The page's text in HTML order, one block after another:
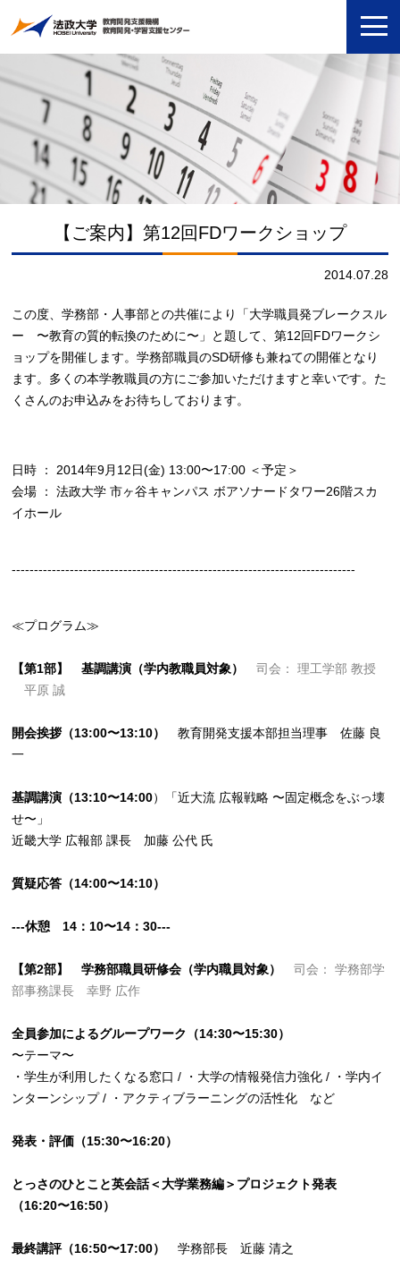
【ご案内】第12回FDワークショップ
2014.07.28
この度、学務部・人事部との共催により「大学職員発ブレークスル
ー 〜教育の質的転換のために〜」と題して、第12回FDワークシ
ョップを開催します。学務部職員のSD研修も兼ねての開催となり
ます。多くの本学教職員の方にご参加いただけますと幸いです。た
くさんのお申込みをお待ちしております。
日時 ： 2014年9月12日(金) 13:00〜17:00 ＜予定＞
会場 ： 法政大学 市ヶ谷キャンパス ボアソナードタワー26階スカ
イホール
-----------------------------------------------------------------------------
≪プログラム≫
【第1部】 基調講演（学内教職員対象）司会： 理工学部 教授
平原 誠
開会挨拶（13:00〜13:10）
教育開発支援本部担当理事 佐藤 良
一
基調講演（13:10〜14:00）「近大流 広報戦略 〜固定概念をぶっ壊
せ〜」
近畿大学 広報部 課長 加藤 公代 氏
質疑応答（14:00〜14:10）
---休憩 14：10〜14：30---
【第2部】 学務部職員研修会（学内職員対象）
司会： 学務部学
部事務課長 幸野 広作
全員参加によるグループワーク（14:30〜15:30）
〜テーマ〜
・学生が利用したくなる窓口 / ・大学の情報発信力強化 / ・学内イ
ンターンシップ / ・アクティブラーニングの活性化 など
発表・評価（15:30〜16:20）
とっさのひとこと英会話＜大学業務編＞プロジェクト発表
（16:20〜16:50）
最終講評（16:50〜17:00） 学務部長 近藤 清之